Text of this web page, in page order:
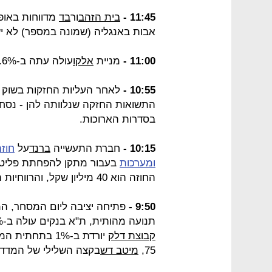
11:45 - בית הזהבורבד מדווחות
אבות באנגליה (שמונה במספר) לא
11:00 - מניית אלקועולה עתה ב-2.6% וכובשת את פסגת ת"א 25 ות"א 100.
10:55 -
לאחר העליות החזקות בשוק
התשואות החזקה שנלוותה להן -
בסדרות הארוכות.
10:15 - חברת התעשייה ברנדעל
ומערכות
החוזה הוא 40 מיליון שקל, והרווחיות הגולמית הצפויה ממנו תעמוד על 9%.
9:50 -
תנועה מהותית, ת"א בנקים עולה ב-0.1%.
קבוצת דלק יורדת ב-1% בתחתית המדד.
75, מיטב דשבקצה השלילי של המדד